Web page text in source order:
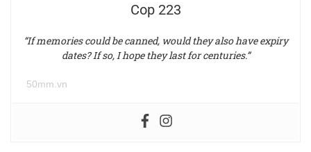
Cop 223
“If memories could be canned, would they also have expiry
dates? If so, I hope they last for centuries.”
50mm.vn